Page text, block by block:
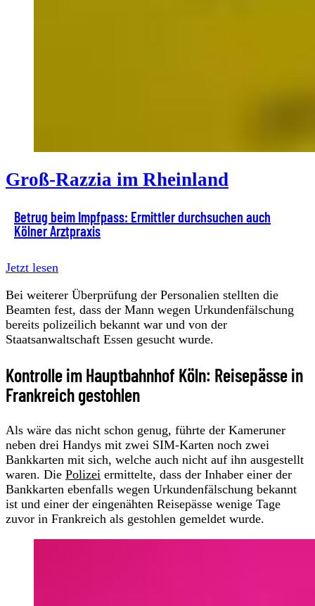
Groß-Razzia im Rheinland
Betrug beim Impfpass: Ermittler durchsuchen auch
Kölner Arztpraxis
Jetzt lesen
Bei weiterer Überprüfung der Personalien stellten die
Beamten fest, dass der Mann wegen Urkundenfälschung
bereits polizeilich bekannt war und von der
Staatsanwaltschaft Essen gesucht wurde.
Kontrolle im Hauptbahnhof Köln: Reisepässe in
Frankreich gestohlen
Als wäre das nicht schon genug, führte der Kameruner
neben drei Handys mit zwei SIM-Karten noch zwei
Bankkarten mit sich, welche auch nicht auf ihn ausgestellt
waren. Die Polizei ermittelte, dass der Inhaber einer der
Bankkarten ebenfalls wegen Urkundenfälschung bekannt
ist und einer der eingenähten Reisepässe wenige Tage
zuvor in Frankreich als gestohlen gemeldet wurde.